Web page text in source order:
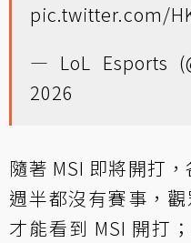
pic.twitter.com/
— LoL Esports
2026
隨著 MSI 即將開打
週半都沒有賽事，
才能看到 MSI 開打